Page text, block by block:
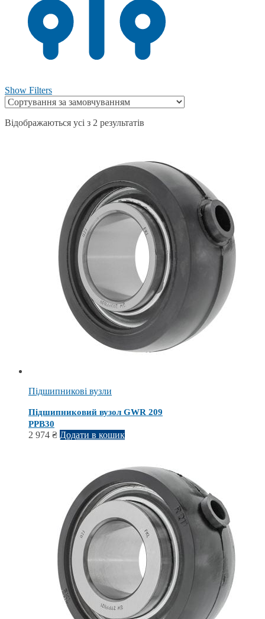
Show Filters
Відображаються усі з 2 результатів
Підшипникові вузли
Підшипниковий вузол GWR 209
PPB30
2 974 ₴ Додати в кошик